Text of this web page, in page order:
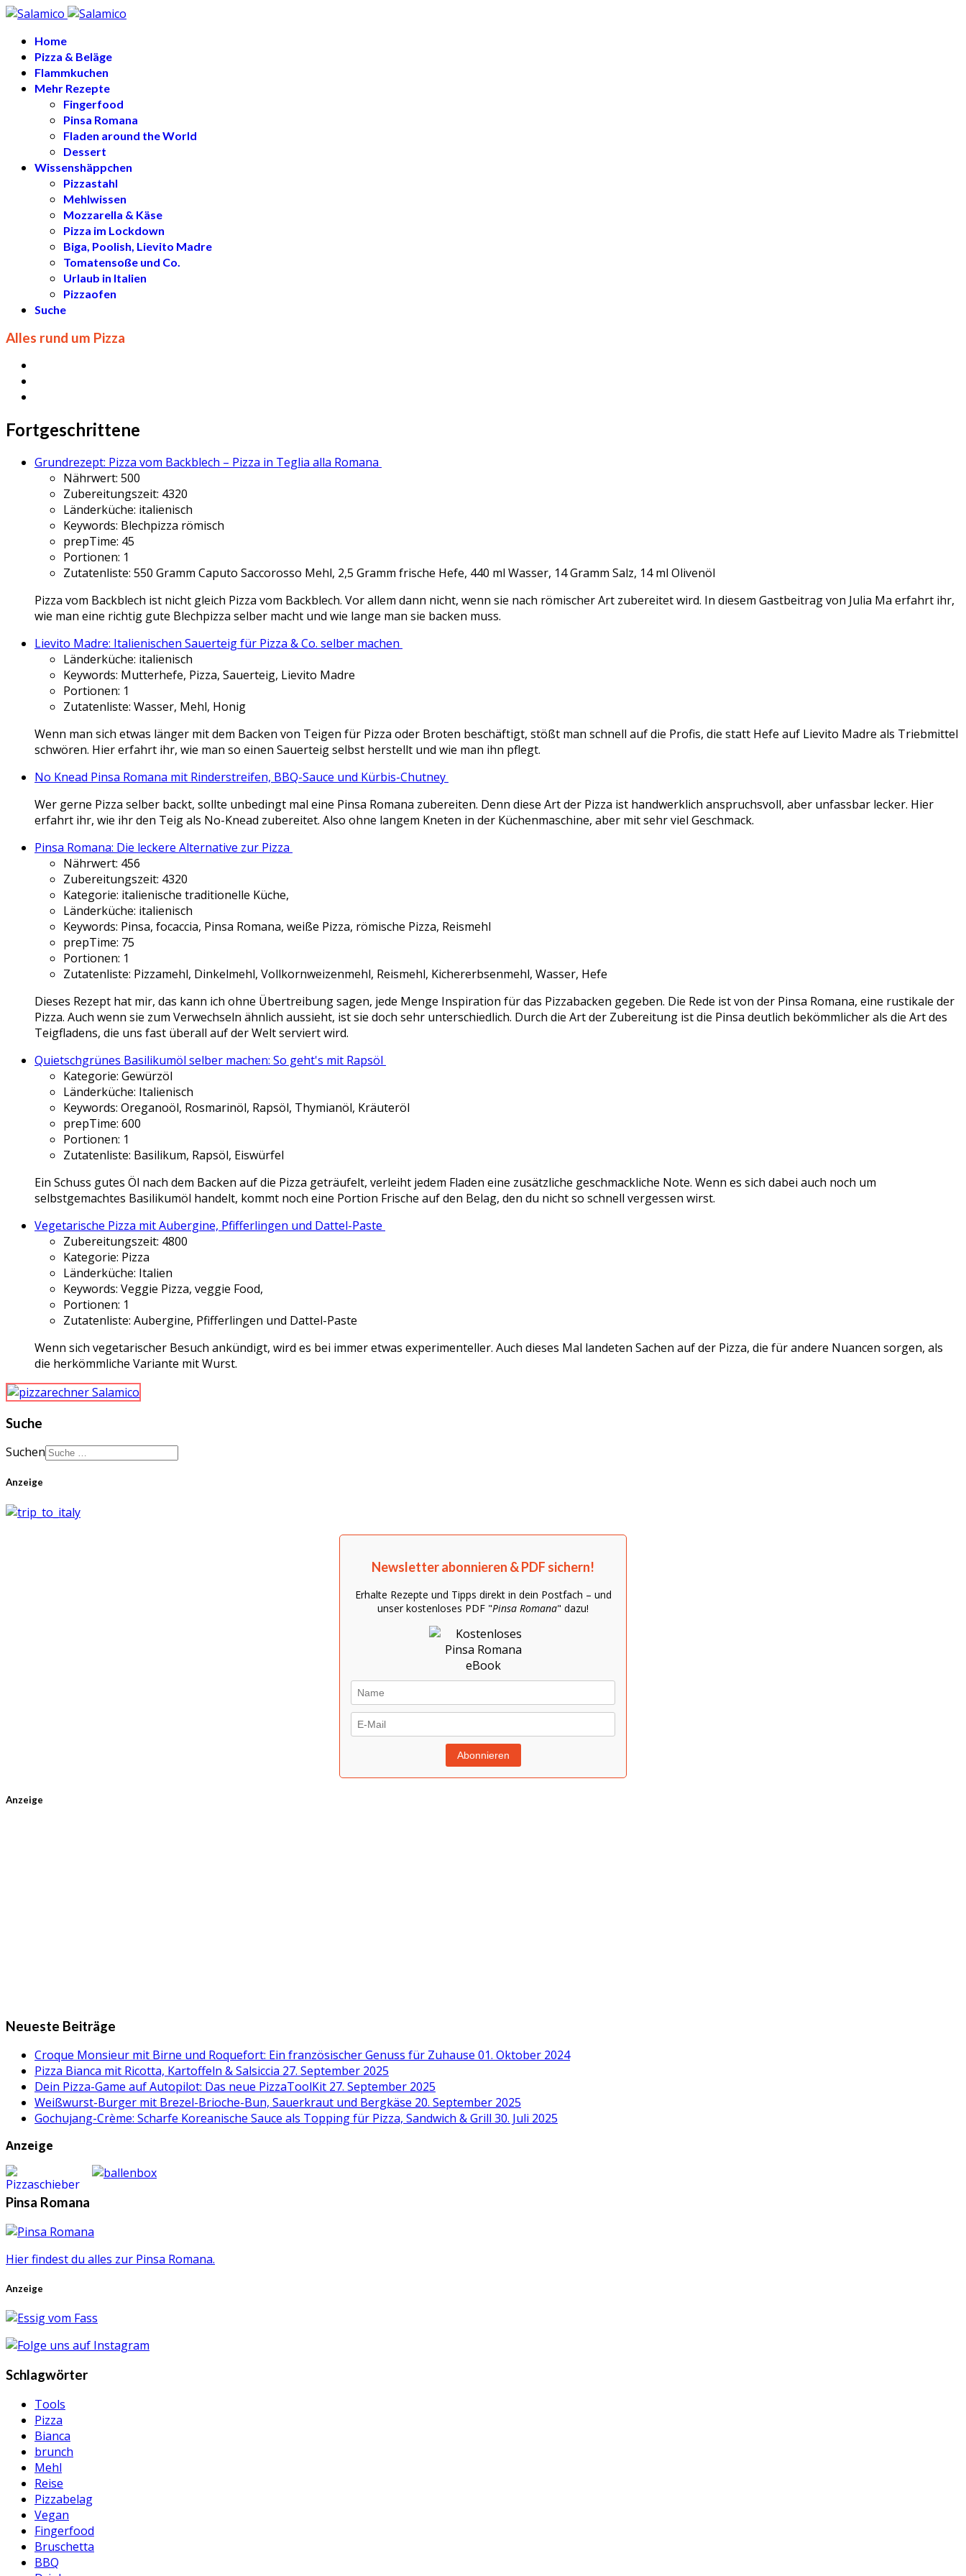
Home
Pizza & Beläge
Flammkuchen
Mehr Rezepte
Fingerfood
Pinsa Romana
Fladen around the World
Dessert
Wissenshäppchen
Pizzastahl
Mehlwissen
Mozzarella & Käse
Pizza im Lockdown
Biga, Poolish, Lievito Madre
Tomatensoße und Co.
Urlaub in Italien
Pizzaofen
Suche
Alles rund um Pizza
Fortgeschrittene
Grundrezept: Pizza vom Backblech – Pizza in Teglia alla Romana
Nährwert: 500
Zubereitungszeit: 4320
Länderküche: italienisch
Keywords: Blechpizza römisch
prepTime: 45
Portionen: 1
Zutatenliste: 550 Gramm Caputo Saccorosso Mehl, 2,5 Gramm frische Hefe, 440 ml Wasser, 14 Gramm Salz, 14 ml Olivenöl
Pizza vom Backblech ist nicht gleich Pizza vom Backblech. Vor allem dann nicht, wenn sie nach römischer Art zubereitet wird. In diesem Gastbeitrag von Julia Ma erfahrt ihr,
wie man eine richtig gute Blechpizza selber macht und wie lange man sie backen muss.
Lievito Madre: Italienischen Sauerteig für Pizza & Co. selber machen
Länderküche: italienisch
Keywords: Mutterhefe, Pizza, Sauerteig, Lievito Madre
Portionen: 1
Zutatenliste: Wasser, Mehl, Honig
Wenn man sich etwas länger mit dem Backen von Teigen für Pizza oder Broten beschäftigt, stößt man schnell auf die Profis, die statt Hefe auf Lievito Madre als Triebmittel
schwören. Hier erfahrt ihr, wie man so einen Sauerteig selbst herstellt und wie man ihn pflegt.
No Knead Pinsa Romana mit Rinderstreifen, BBQ-Sauce und Kürbis-Chutney
Wer gerne Pizza selber backt, sollte unbedingt mal eine Pinsa Romana zubereiten. Denn diese Art der Pizza ist handwerklich anspruchsvoll, aber unfassbar lecker. Hier
erfahrt ihr, wie ihr den Teig als No-Knead zubereitet. Also ohne langem Kneten in der Küchenmaschine, aber mit sehr viel Geschmack.
Pinsa Romana: Die leckere Alternative zur Pizza
Nährwert: 456
Zubereitungszeit: 4320
Kategorie: italienische traditionelle Küche,
Länderküche: italienisch
Keywords: Pinsa, focaccia, Pinsa Romana, weiße Pizza, römische Pizza, Reismehl
prepTime: 75
Portionen: 1
Zutatenliste: Pizzamehl, Dinkelmehl, Vollkornweizenmehl, Reismehl, Kichererbsenmehl, Wasser, Hefe
Dieses Rezept hat mir, das kann ich ohne Übertreibung sagen, jede Menge Inspiration für das Pizzabacken gegeben. Die Rede ist von der Pinsa Romana, eine rustikale der
Pizza. Auch wenn sie zum Verwechseln ähnlich aussieht, ist sie doch sehr unterschiedlich. Durch die Art der Zubereitung ist die Pinsa deutlich bekömmlicher als die Art des
Teigfladens, die uns fast überall auf der Welt serviert wird.
Quietschgrünes Basilikumöl selber machen: So geht's mit Rapsöl
Kategorie: Gewürzöl
Länderküche: Italienisch
Keywords: Oreganoöl, Rosmarinöl, Rapsöl, Thymianöl, Kräuteröl
prepTime: 600
Portionen: 1
Zutatenliste: Basilikum, Rapsöl, Eiswürfel
Ein Schuss gutes Öl nach dem Backen auf die Pizza geträufelt, verleiht jedem Fladen eine zusätzliche geschmackliche Note. Wenn es sich dabei auch noch um
selbstgemachtes Basilikumöl handelt, kommt noch eine Portion Frische auf den Belag, den du nicht so schnell vergessen wirst.
Vegetarische Pizza mit Aubergine, Pfifferlingen und Dattel-Paste
Zubereitungszeit: 4800
Kategorie: Pizza
Länderküche: Italien
Keywords: Veggie Pizza, veggie Food,
Portionen: 1
Zutatenliste: Aubergine, Pfifferlingen und Dattel-Paste
Wenn sich vegetarischer Besuch ankündigt, wird es bei immer etwas experimenteller. Auch dieses Mal landeten Sachen auf der Pizza, die für andere Nuancen sorgen, als
die herkömmliche Variante mit Wurst.
Suche
Suchen
Anzeige
Newsletter abonnieren & PDF sichern!
Erhalte Rezepte und Tipps direkt in dein Postfach – und
unser kostenloses PDF "Pinsa Romana" dazu!
Anzeige
Neueste Beiträge
Croque Monsieur mit Birne und Roquefort: Ein französischer Genuss für Zuhause 01. Oktober 2024
Pizza Bianca mit Ricotta, Kartoffeln & Salsiccia 27. September 2025
Dein Pizza-Game auf Autopilot: Das neue PizzaToolKit 27. September 2025
Weißwurst-Burger mit Brezel-Brioche-Bun, Sauerkraut und Bergkäse 20. September 2025
Gochujang-Crème: Scharfe Koreanische Sauce als Topping für Pizza, Sandwich & Grill 30. Juli 2025
Anzeige
Pinsa Romana
Hier findest du alles zur Pinsa Romana.
Anzeige
Schlagwörter
Tools
Pizza
Bianca
brunch
Mehl
Reise
Pizzabelag
Vegan
Fingerfood
Bruschetta
BBQ